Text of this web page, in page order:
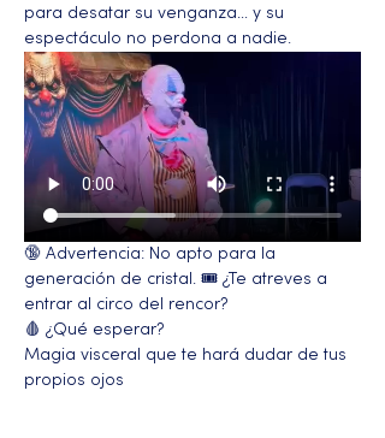
para desatar su venganza… y su
espectáculo no perdona a nadie.
🔞 Advertencia: No apto para la
generación de cristal. 🎟️ ¿Te atreves a
entrar al circo del rencor?
🩸 ¿Qué esperar?
Magia visceral que te hará dudar de tus
propios ojos